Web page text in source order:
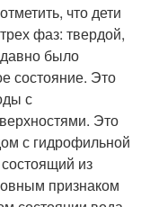
что дети
фаз: твердой,
было
состояние. Это
с
Это
с гидрофильной
из
признаком